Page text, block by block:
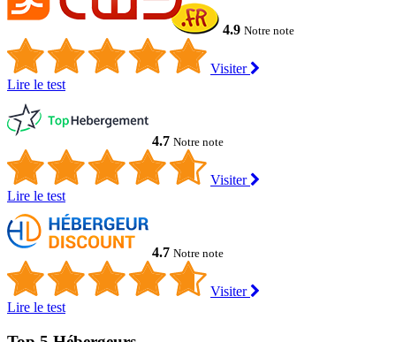
4.9 Notre note
Visiter
Lire le test
4.7 Notre note
Visiter
Lire le test
4.7 Notre note
Visiter
Lire le test